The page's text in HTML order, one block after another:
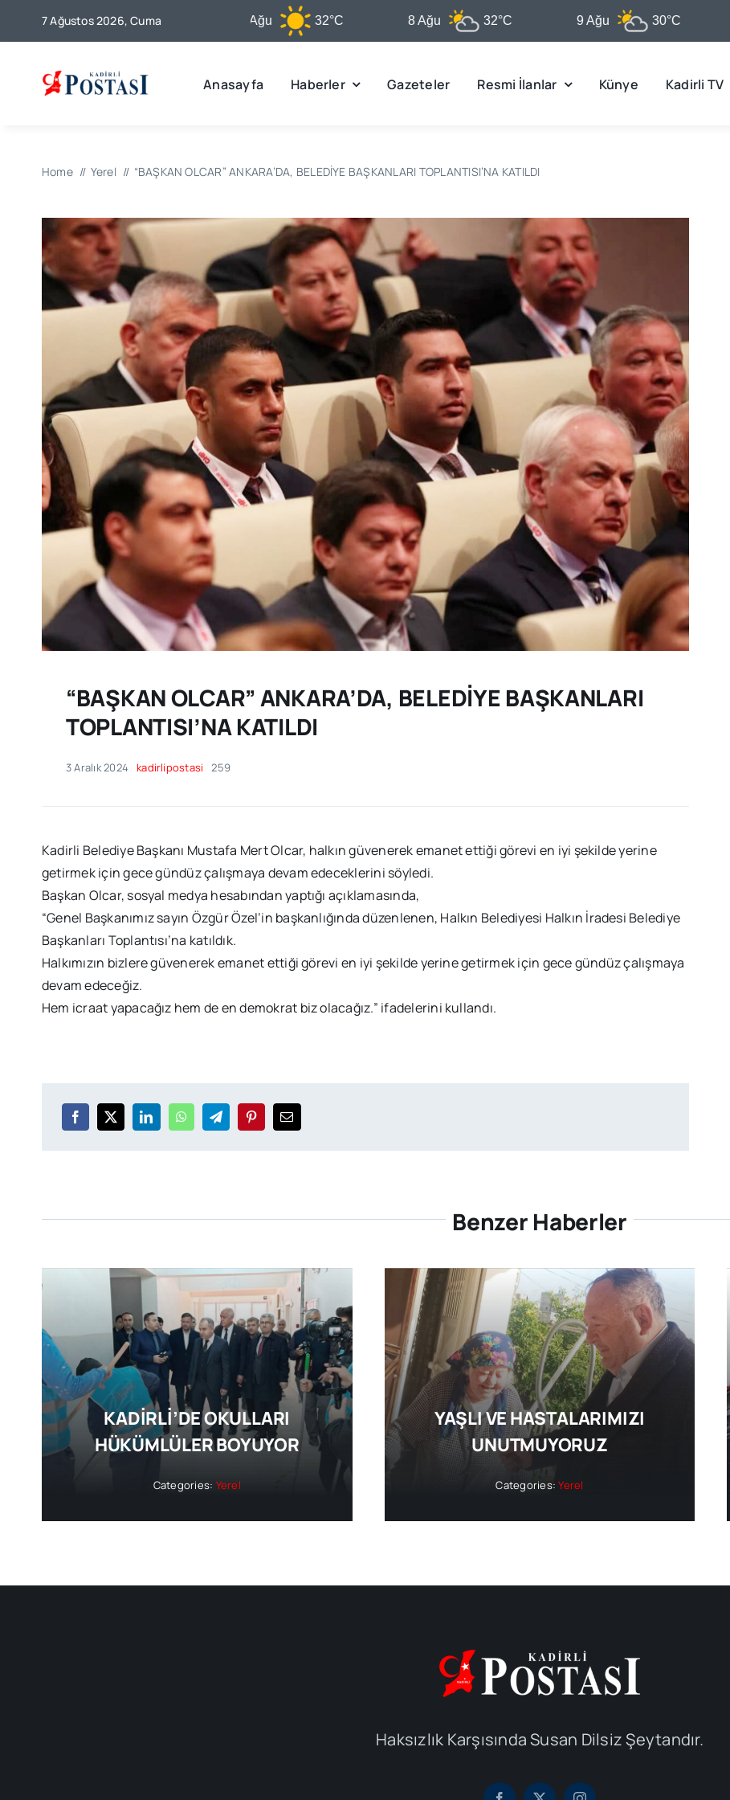
7 Ağustos 2026, Cuma
Kadirli 32°C 32°C 30°C 10
Anasayfa Haberler Gazeteler Resmi İlanlar Künye Kadirli TV
Home Yerel “BAŞKAN OLCAR” ANKARA’DA, BELEDİYE BAŞKANLARI TOPLANTISI’NA KATILDI
“BAŞKAN OLCAR” ANKARA’DA, BELEDİYE BAŞKANLARI
TOPLANTISI’NA KATILDI
3 Aralık 2024 kadirlipostasi 259
Kadirli Belediye Başkanı Mustafa Mert Olcar, halkın güvenerek emanet ettiği görevi en iyi şekilde yerine
getirmek için gece gündüz çalışmaya devam edeceklerini söyledi.
Başkan Olcar, sosyal medya hesabından yaptığı açıklamasında,
“Genel Başkanımız sayın Özgür Özel’in başkanlığında düzenlenen, Halkın Belediyesi Halkın İradesi Belediye
Başkanları Toplantısı’na katıldık.
Halkımızın bizlere güvenerek emanet ettiği görevi en iyi şekilde yerine getirmek için gece gündüz çalışmaya
devam edeceğiz.
Hem icraat yapacağız hem de en demokrat biz olacağız.” ifadelerini kullandı.
Benzer Haberler
KADİRLİ’DE OKULLARI
HÜKÜMLÜLER BOYUYOR
Categories: Yerel
YAŞLI VE HASTALARIMIZI
UNUTMUYORUZ
Categories:Yerel
Haksızlık Karşısında Susan Dilsiz Şeytandır.